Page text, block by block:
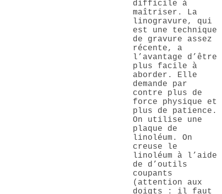
difficile à
maîtriser. La
linogravure, qui
est une technique
de gravure assez
récente, a
l’avantage d’être
plus facile à
aborder. Elle
demande par
contre plus de
force physique et
plus de patience.
On utilise une
plaque de
linoléum. On
creuse le
linoléum à l’aide
de d’outils
coupants
(attention aux
doigts : il faut